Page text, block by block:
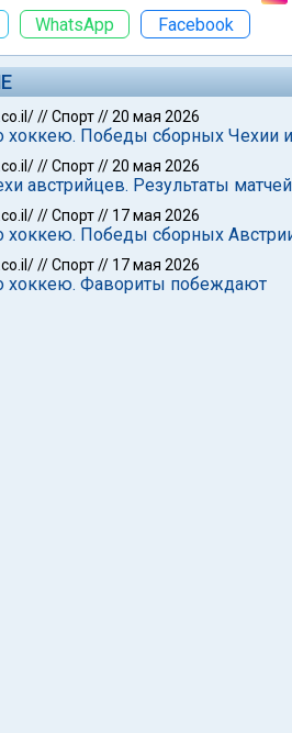
WhatsApp Facebook
//Спорт//20 мая 2026
хоккею. Победы сборных Чехии
//Спорт//20 мая 2026
австрийцев. Результаты
//Спорт// 17 мая 2026
хоккею. Победы сборных
//Спорт// 17 мая 2026
хоккею. Фавориты побеждают